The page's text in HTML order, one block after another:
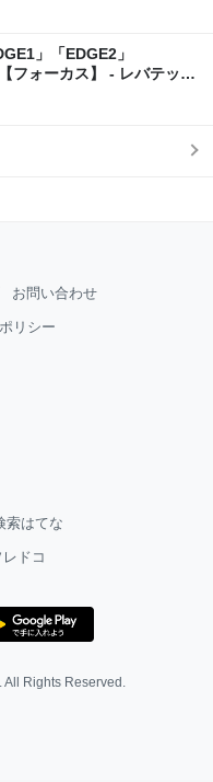
」「EDGE2」
フォーカス】 - レバテック
お問い合わせ
リシー
索はてな
レドコ
All Rights Reserved.